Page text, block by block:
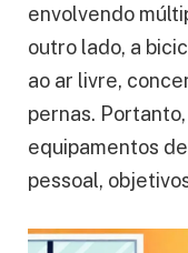
envolvendo
outro lado, a
ao ar livre,
pernas.
equipamentos
pessoal,